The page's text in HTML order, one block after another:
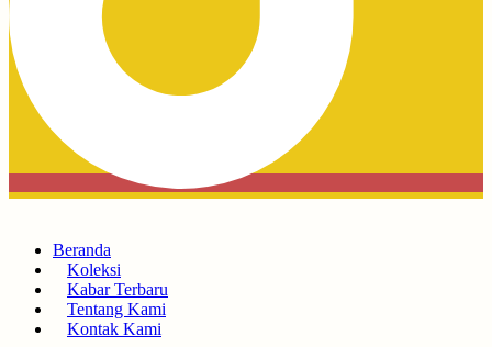
Beranda
Koleksi
Kabar Terbaru
Tentang Kami
Kontak Kami